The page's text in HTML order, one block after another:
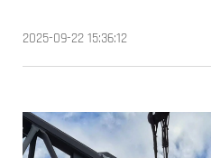
2025-09-22 15:36:12